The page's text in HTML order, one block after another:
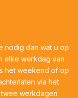
nodig dan wat u op
elke werkdag van
het weekend of op
via het
werkdagen